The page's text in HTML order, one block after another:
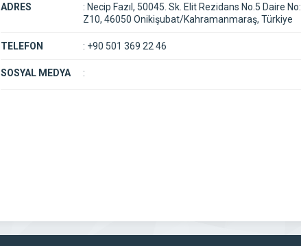
ADRES : Necip Fazıl, 50045. Sk. Elit Rezidans No.5 Daire No:
Z10, 46050 Onikişubat/Kahramanmaraş, Türkiye
TELEFON : +90 501 369 22 46
SOSYAL MEDYA :